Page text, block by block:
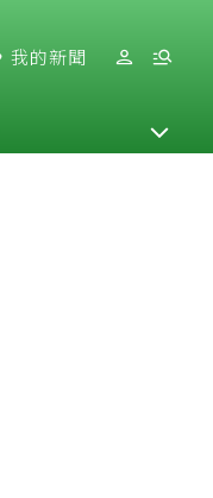
我的新聞